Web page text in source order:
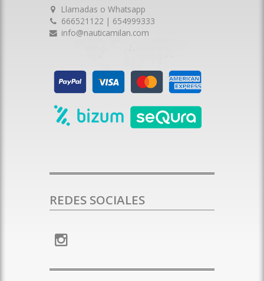
Llamadas o Whatsapp
666521122 | 654999333
info@nauticamilan.com
REDES SOCIALES